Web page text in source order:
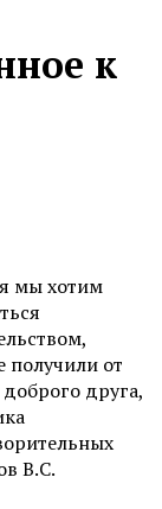
к
мы хотим
получили от
друга,
В.С.